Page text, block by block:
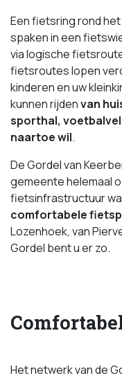
Een fietsring rond
spaken in een
via logische
fietsroutes lopen
kinderen en uw
kunnen rijdenvan
sporthal,
naartoe wil.
De Gordel van
gemeente helemaal
fietsinfrastructuur
comfortabele
Lozenhoek, van
Gordel bent u er zo.
Het netwerk van de